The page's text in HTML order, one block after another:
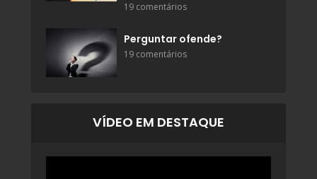
19 comentários
Perguntar ofende?
19 comentários
VÍDEO EM DESTAQUE